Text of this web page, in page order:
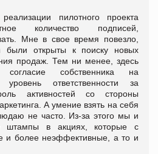
пилотного проекта
количество подписей,
Мне в свое время повезло,
были открыты к поиску новых
продаж. Тем ни менее, здесь
собственника на
ответственности за
активностей со стороны
А умение взять на себя
не часто. Из-за этого мы и
штампы в акциях, которые с
и более неэффективные, а то и